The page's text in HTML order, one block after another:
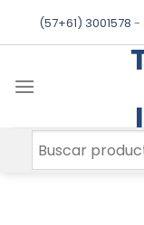
(57+61) 3001578 -